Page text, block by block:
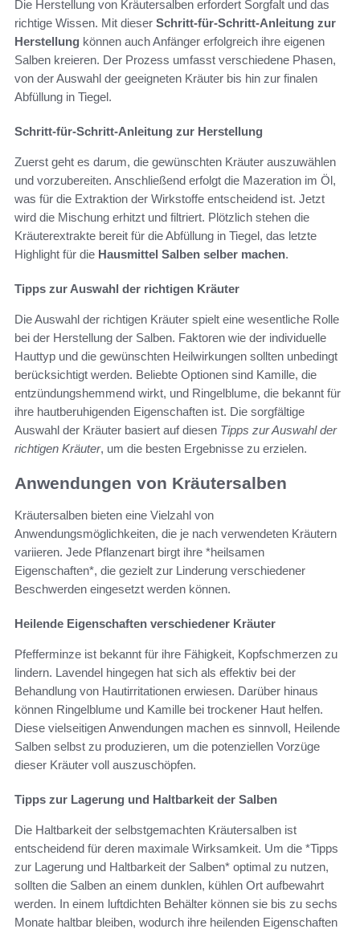
Die Herstellung von Kräutersalben erfordert Sorgfalt und das
richtige Wissen. Mit dieser Schritt-für-Schritt-Anleitung zur
Herstellung können auch Anfänger erfolgreich ihre eigenen
Salben kreieren. Der Prozess umfasst verschiedene Phasen,
von der Auswahl der geeigneten Kräuter bis hin zur finalen
Abfüllung in Tiegel.
Schritt-für-Schritt-Anleitung zur Herstellung
Zuerst geht es darum, die gewünschten Kräuter auszuwählen
und vorzubereiten. Anschließend erfolgt die Mazeration im Öl,
was für die Extraktion der Wirkstoffe entscheidend ist. Jetzt
wird die Mischung erhitzt und filtriert. Plötzlich stehen die
Kräuterextrakte bereit für die Abfüllung in Tiegel, das letzte
Highlight für die Hausmittel Salben selber machen.
Tipps zur Auswahl der richtigen Kräuter
Die Auswahl der richtigen Kräuter spielt eine wesentliche Rolle
bei der Herstellung der Salben. Faktoren wie der individuelle
Hauttyp und die gewünschten Heilwirkungen sollten unbedingt
berücksichtigt werden. Beliebte Optionen sind Kamille, die
entzündungshemmend wirkt, und Ringelblume, die bekannt für
ihre hautberuhigenden Eigenschaften ist. Die sorgfältige
Auswahl der Kräuter basiert auf diesen Tipps zur Auswahl der
richtigen Kräuter, um die besten Ergebnisse zu erzielen.
Anwendungen von Kräutersalben
Kräutersalben bieten eine Vielzahl von
Anwendungsmöglichkeiten, die je nach verwendeten Kräutern
variieren. Jede Pflanzenart birgt ihre *heilsamen
Eigenschaften*, die gezielt zur Linderung verschiedener
Beschwerden eingesetzt werden können.
Heilende Eigenschaften verschiedener Kräuter
Pfefferminze ist bekannt für ihre Fähigkeit, Kopfschmerzen zu
lindern. Lavendel hingegen hat sich als effektiv bei der
Behandlung von Hautirritationen erwiesen. Darüber hinaus
können Ringelblume und Kamille bei trockener Haut helfen.
Diese vielseitigen Anwendungen machen es sinnvoll, Heilende
Salben selbst zu produzieren, um die potenziellen Vorzüge
dieser Kräuter voll auszuschöpfen.
Tipps zur Lagerung und Haltbarkeit der Salben
Die Haltbarkeit der selbstgemachten Kräutersalben ist
entscheidend für deren maximale Wirksamkeit. Um die *Tipps
zur Lagerung und Haltbarkeit der Salben* optimal zu nutzen,
sollten die Salben an einem dunklen, kühlen Ort aufbewahrt
werden. In einem luftdichten Behälter können sie bis zu sechs
Monate haltbar bleiben, wodurch ihre heilenden Eigenschaften